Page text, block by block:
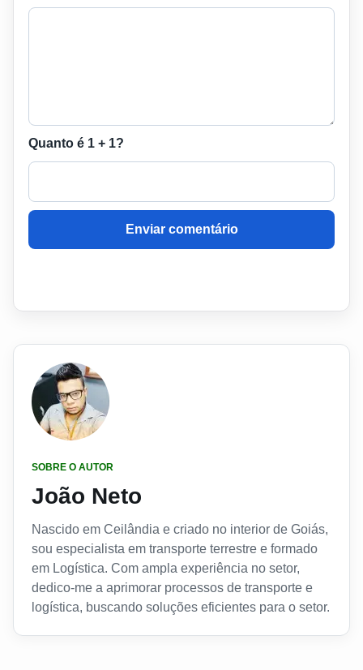
Quanto é 1 + 1?
Enviar comentário
SOBRE O AUTOR
João Neto
Nascido em Ceilândia e criado no interior de Goiás,
sou especialista em transporte terrestre e formado
em Logística. Com ampla experiência no setor,
dedico-me a aprimorar processos de transporte e
logística, buscando soluções eficientes para o setor.